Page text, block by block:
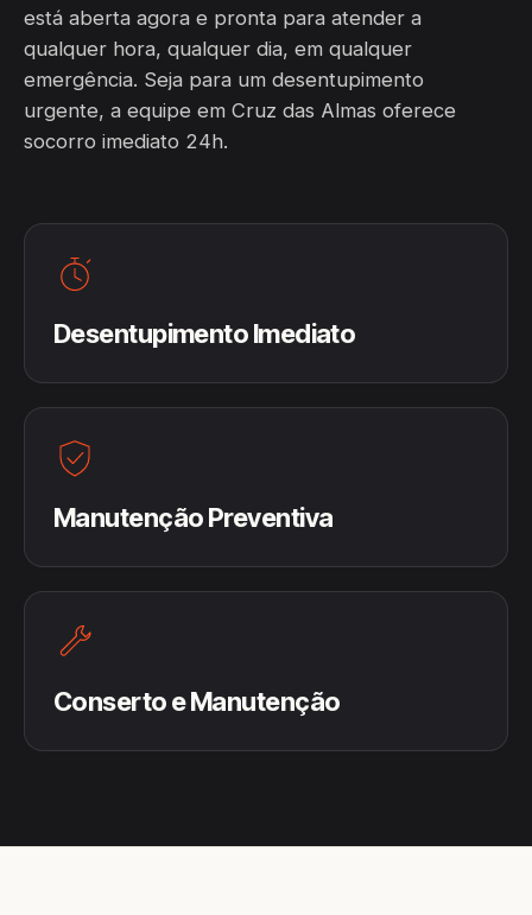
está aberta agora e pronta para atender a
qualquer hora, qualquer dia, em qualquer
emergência. Seja para um desentupimento
urgente, a equipe em Cruz das Almas oferece
socorro imediato 24h.
Desentupimento Imediato
Manutenção Preventiva
Conserto e Manutenção